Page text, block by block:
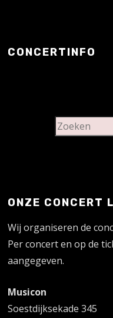
CONCERTINFO
ONZE CONCERT
Wij organiseren de
Per concert en op de
aangegeven.
Musicon
Soestdijksekade 345